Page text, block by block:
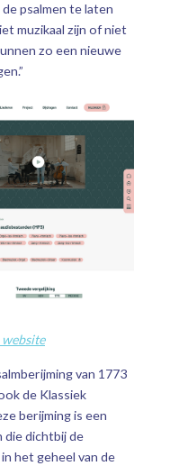
psalmen te laten
muzikaal zijn of niet
zo een nieuwe
website
van 1773
de Klassiek
berijming is een
die dichtbij de
het geheel van de